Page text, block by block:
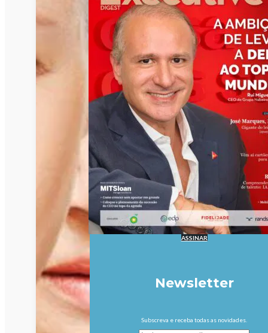
ASSINAR
Newsletter
Subscreva e receba todas as novidades.